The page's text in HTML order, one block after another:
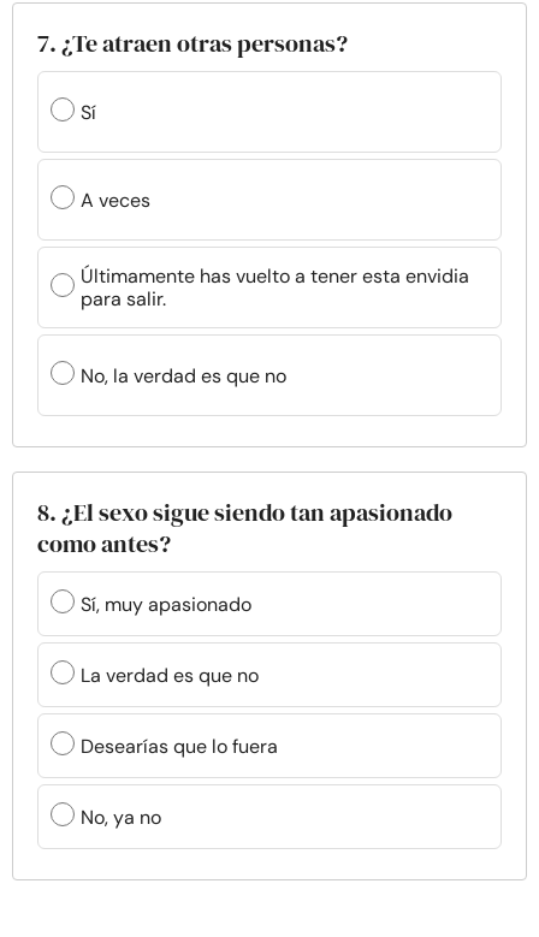
7. ¿Te atraen otras personas?
Sí
A veces
Últimamente has vuelto a tener esta envidia
para salir.
No, la verdad es que no
8. ¿El sexo sigue siendo tan apasionado
como antes?
Sí, muy apasionado
La verdad es que no
Desearías que lo fuera
No, ya no